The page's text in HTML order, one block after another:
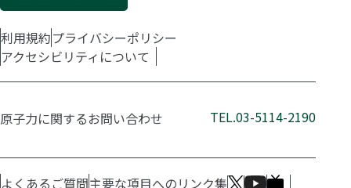
利用規約プライバシーポリシー
アクセシビリティについて
原子力に関するお問い合わせ TEL.03-5114-2190
よくあるご質問主要な項目へのリンク集